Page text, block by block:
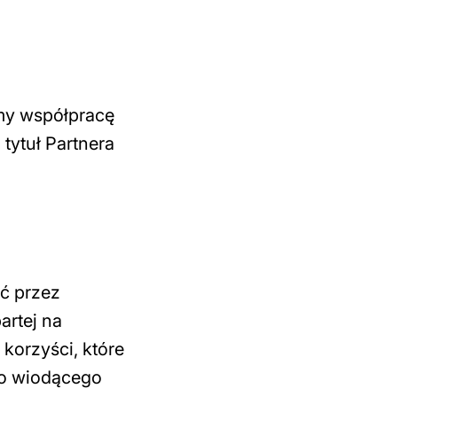
współpracę
Partnera
przez
na
które
wiodącego